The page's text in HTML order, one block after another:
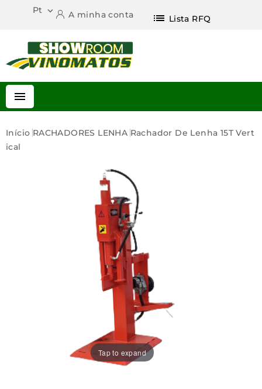
Pt  A minha conta list Lista RFQ

Início RACHADORES LENHA Rachador De Lenha 15T Vert
Ical
Tap to expand